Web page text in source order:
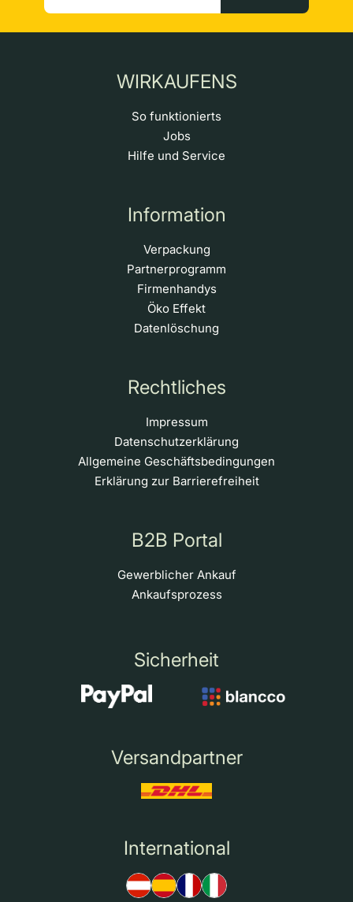
WIRKAUFENS
So funktionierts
Jobs
Hilfe und Service
Information
Verpackung
Partnerprogramm
Firmenhandys
Öko Effekt
Datenlöschung
Rechtliches
Impressum
Datenschutzerklärung
Allgemeine Geschäftsbedingungen
Erklärung zur Barrierefreiheit
B2B Portal
Gewerblicher Ankauf
Ankaufsprozess
Sicherheit
Versandpartner
International